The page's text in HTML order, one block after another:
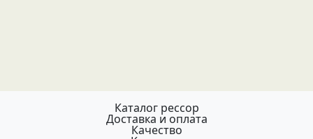
Каталог рессор
Доставка и оплата
Качество